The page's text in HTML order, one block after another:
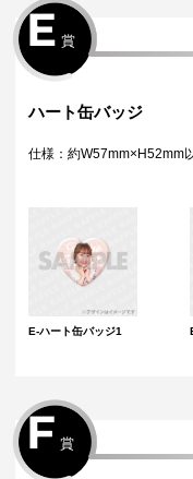
E 賞
ハート缶バッジ
仕様：約W57mm×H52mm
E-ハート缶バッジ1
F 賞